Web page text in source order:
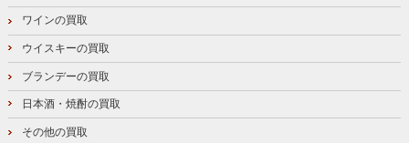
ワインの買取
ウイスキーの買取
ブランデーの買取
日本酒・焼酎の買取
その他の買取